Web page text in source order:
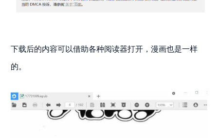
下载后的内容可以借助各种阅读器打开，漫画也是一样
的。